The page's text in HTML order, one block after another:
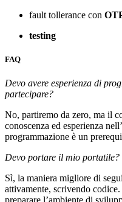
fault tollerance con
testing
FAQ
Devo avere esperienza di
partecipare?
No, partiremo da zero, ma il
conoscenza ed esperienza
programmazione è un
Devo portare il mio portatile?
Sì, la maniera migliore di
attivamente, scrivendo